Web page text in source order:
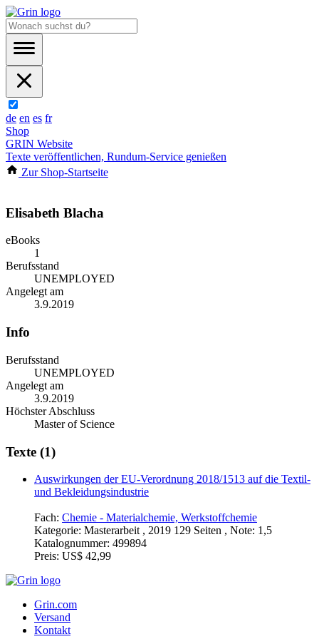
de en es fr
Shop
GRIN Website
Texte veröffentlichen, Rundum-Service genießen
Zur Shop-Startseite
Elisabeth Blacha
eBooks
1
Berufsstand
UNEMPLOYED
Angelegt am
3.9.2019
Info
Berufsstand
UNEMPLOYED
Angelegt am
3.9.2019
Höchster Abschluss
Master of Science
Texte (1)
Auswirkungen der EU-Verordnung 2018/1513 auf die Textil-
und Bekleidungsindustrie
Fach: Chemie - Materialchemie, Werkstoffchemie
Kategorie: Masterarbeit , 2019 129 Seiten , Note: 1,5
Katalognummer: 499894
Preis: US$ 42,99
Grin.com
Versand
Kontakt